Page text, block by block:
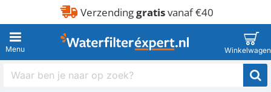
Verzendinggratisvanaf €40
Waar